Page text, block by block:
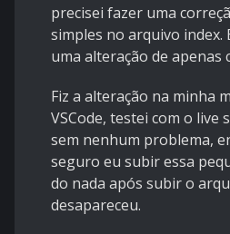
precisei fazer uma
simples no arquivo index.
uma alteração de apenas
Fiz a alteração na minha
VSCode, testei com o live
sem nenhum problema,
seguro eu subir essa
do nada após subir o
desapareceu.